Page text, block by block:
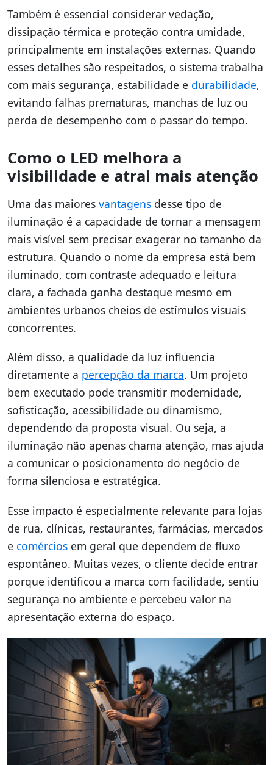
Também é essencial considerar vedação,
dissipação térmica e proteção contra umidade,
principalmente em instalações externas. Quando
esses detalhes são respeitados, o sistema trabalha
com mais segurança, estabilidade e durabilidade,
evitando falhas prematuras, manchas de luz ou
perda de desempenho com o passar do tempo.
Como o LED melhora a
visibilidade e atrai mais atenção
Uma das maiores vantagens desse tipo de
iluminação é a capacidade de tornar a mensagem
mais visível sem precisar exagerar no tamanho da
estrutura. Quando o nome da empresa está bem
iluminado, com contraste adequado e leitura
clara, a fachada ganha destaque mesmo em
ambientes urbanos cheios de estímulos visuais
concorrentes.
Além disso, a qualidade da luz influencia
diretamente a percepção da marca. Um projeto
bem executado pode transmitir modernidade,
sofisticação, acessibilidade ou dinamismo,
dependendo da proposta visual. Ou seja, a
iluminação não apenas chama atenção, mas ajuda
a comunicar o posicionamento do negócio de
forma silenciosa e estratégica.
Esse impacto é especialmente relevante para lojas
de rua, clínicas, restaurantes, farmácias, mercados
e comércios em geral que dependem de fluxo
espontâneo. Muitas vezes, o cliente decide entrar
porque identificou a marca com facilidade, sentiu
segurança no ambiente e percebeu valor na
apresentação externa do espaço.